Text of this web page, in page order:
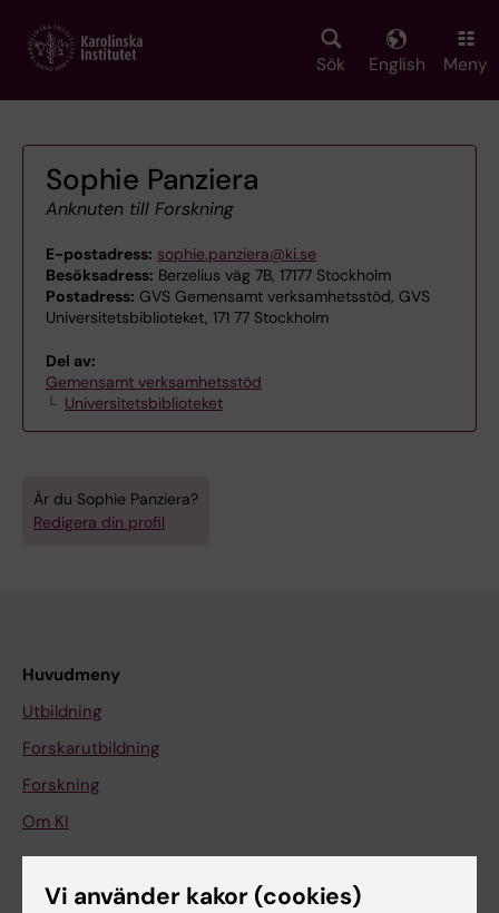
main
Sök English Meny
Sophie Panziera
Anknuten till Forskning
E-postadress: sophie.panziera@ki.se
Besöksadress: Berzelius väg 7B, 17177 Stockholm
Postadress: GVS Gemensamt verksamhetsstöd, GVS
Universitetsbiblioteket, 171 77 Stockholm
Del av:
Gemensamt verksamhetsstöd
Universitetsbiblioteket
Är du Sophie Panziera?
Redigera din profil
Huvudmeny
Utbildning
Forskarutbildning
Forskning
Om KI
På gång
Vi använder kakor (cookies)